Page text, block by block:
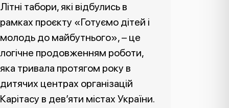
Літні табори, які відбулись в
рамках проєкту «Готуємо дітей і
молодь до майбутнього», – це
логічне продовженням роботи,
яка тривала протягом року в
дитячих центрах організацій
Карітасу в дев’яти містах України.